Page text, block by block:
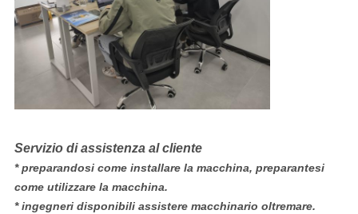
Servizio di assistenza al cliente
* preparandosi come installare la macchina, preparantesi
come utilizzare la macchina.
* ingegneri disponibili assistere macchinario oltremare.